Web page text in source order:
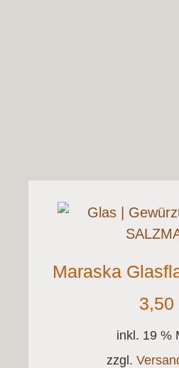
Maraska
3,50
inkl. 19 %
zzgl.